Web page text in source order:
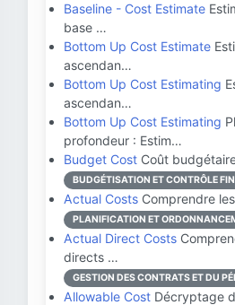
Baseline - Cost Estimate
base …
Bottom Up Cost Estimate
ascendan…
Bottom Up Cost Estimating
ascendan…
Bottom Up Cost Estimating
profondeur : Estim…
Budget Cost Coût
BUDGÉTISATION ET CONTRÔLE
Actual Costs Comprendre
PLANIFICATION ET
Actual Direct Costs
directs …
GESTION DES CONTRATS ET DU
Allowable Cost Décryptage